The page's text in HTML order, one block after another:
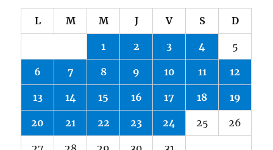
L M M J V S D
1 2 3 4 5
6 7 8 9 10 11 12
13 14 15 16 17 18 19
20 21 22 23 24 25 26